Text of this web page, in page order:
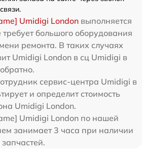
Umidigi London выполняется
большого оборудования
ремонта. В таких случаях
Umidigi London в сц Umidigi в
сервис-центра Umidigi в
и определит стоимость
Umidigi London.
Umidigi London по нашей
занимает 3 часа при наличии